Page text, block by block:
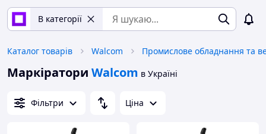
В категорії
Каталог товарів Walcom
Маркіратори Walcom в Україні
Фільтри Ціна